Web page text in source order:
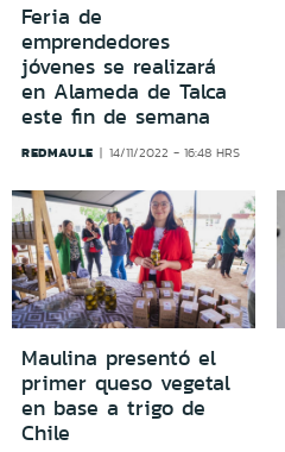
Feria de
emprendedores
jóvenes se realizará
en Alameda de Talca
este fin de semana
REDMAULE 14/11/2022 - 16:48 HRS
Maulina presentó el
primer queso vegetal
en base a trigo de
Chile